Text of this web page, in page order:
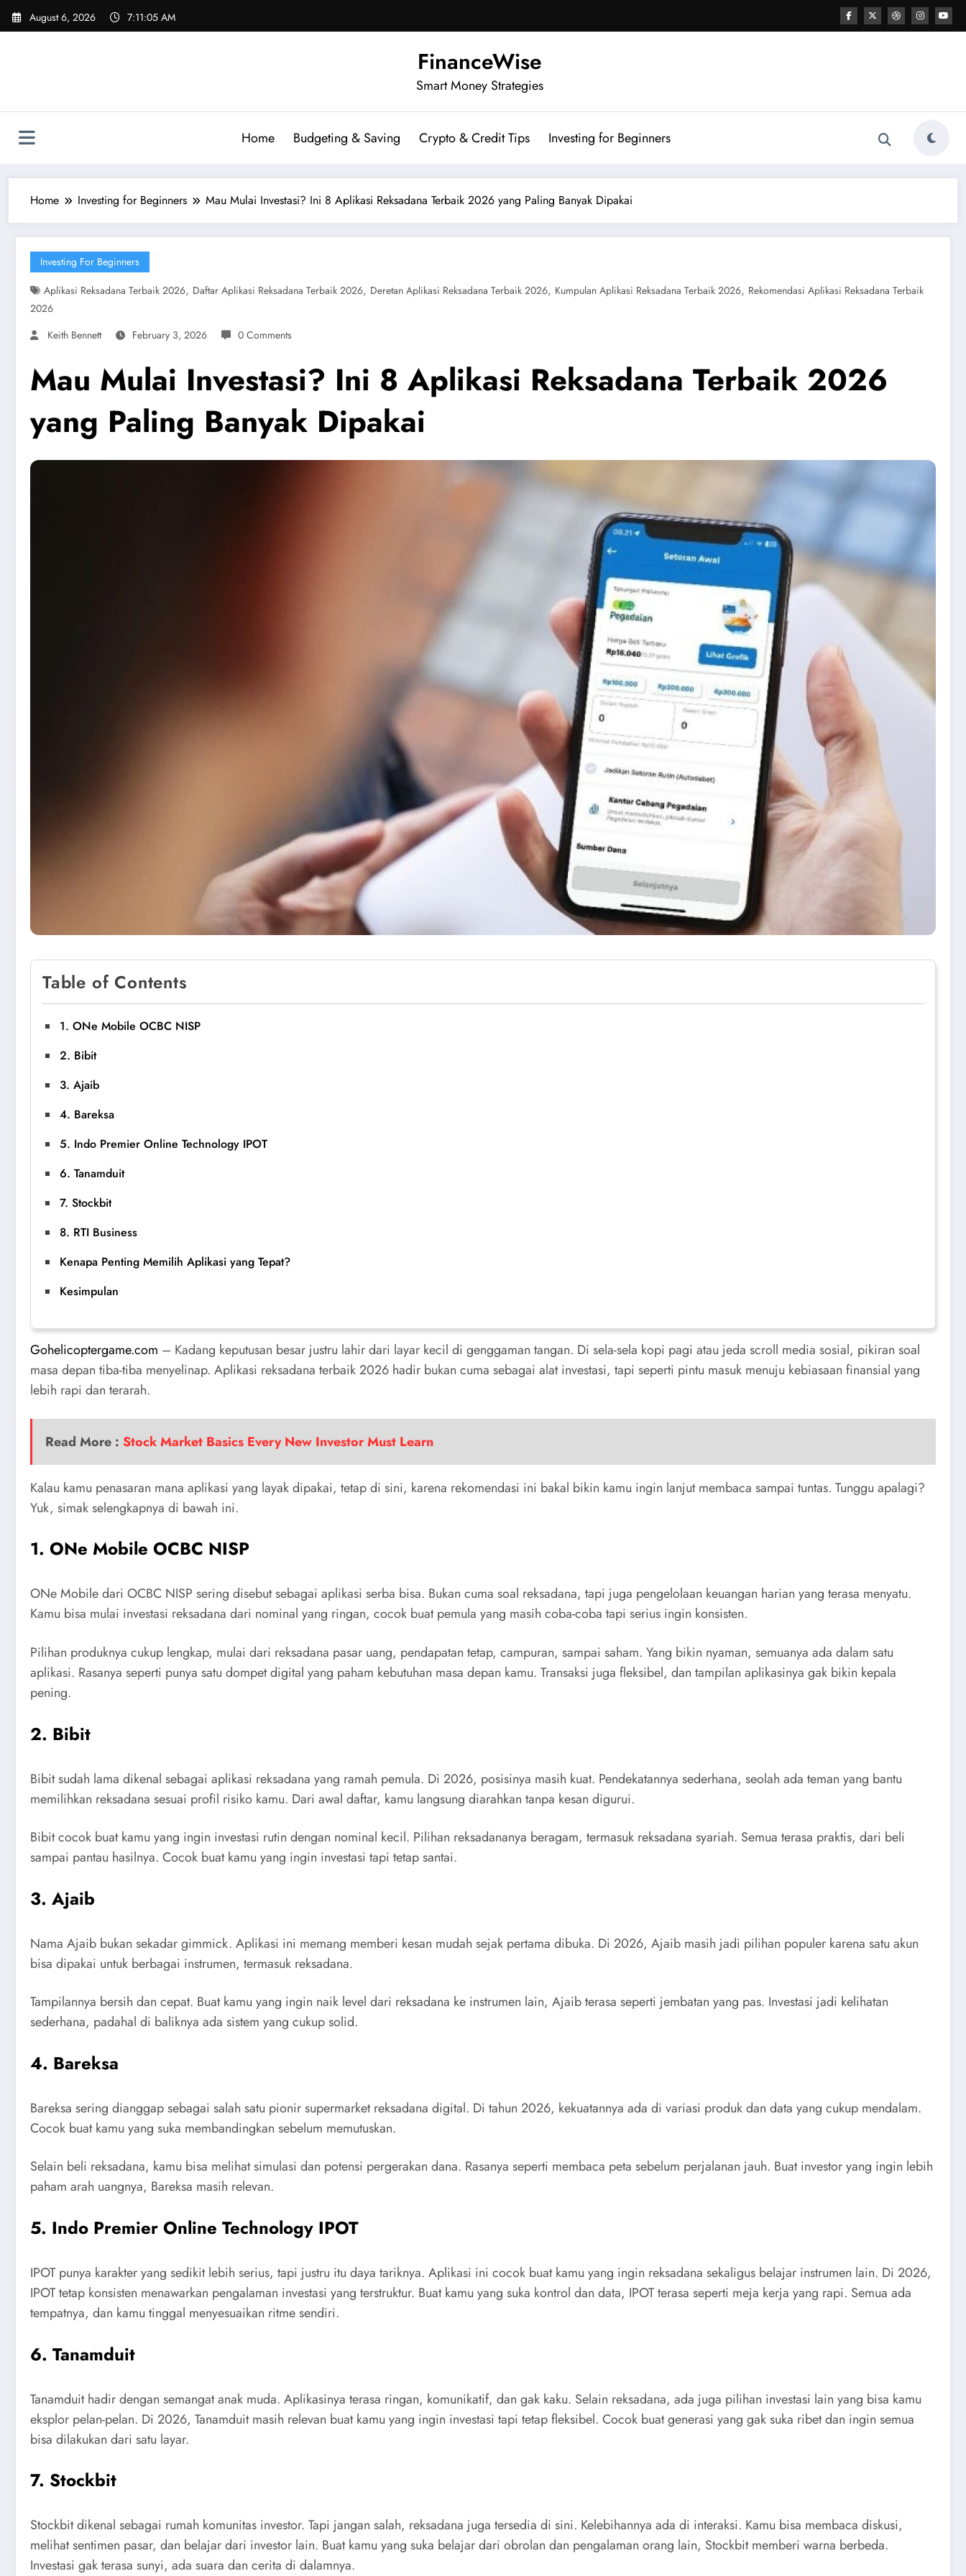
Skip
August 6, 2026 7:11:06 AM
FinanceWise
Smart Money Strategies
Home Budgeting & Saving Crypto & Credit Tips Investing for Beginners
Home Investing for Beginners Mau Mulai Investasi? Ini 8 Aplikasi Reksadana Terbaik 2026 yang Paling Banyak Dipakai
Investing For Beginners
Aplikasi Reksadana Terbaik 2026, Daftar Aplikasi Reksadana Terbaik 2026, Deretan Aplikasi Reksadana Terbaik 2026, Kumpulan Aplikasi Reksadana Terbaik 2026, Rekomendasi Aplikasi Reksadana Terbaik
2026
Keith Bennett
February 3, 2026 0 Comments
Mau Mulai Investasi? Ini 8 Aplikasi Reksadana Terbaik 2026
yang Paling Banyak Dipakai
Table of Contents
1. ONe Mobile OCBC NISP
2. Bibit
3. Ajaib
4. Bareksa
5. Indo Premier Online Technology IPOT
6. Tanamduit
7. Stockbit
8. RTI Business
Kenapa Penting Memilih Aplikasi yang Tepat?
Kesimpulan
Gohelicoptergame.com – Kadang keputusan besar justru lahir dari layar kecil di genggaman tangan. Di sela-sela kopi pagi atau jeda scroll media sosial, pikiran soal
masa depan tiba-tiba menyelinap. Aplikasi reksadana terbaik 2026 hadir bukan cuma sebagai alat investasi, tapi seperti pintu masuk menuju kebiasaan finansial yang
lebih rapi dan terarah.
Read More : Stock Market Basics Every New Investor Must Learn
Kalau kamu penasaran mana aplikasi yang layak dipakai, tetap di sini, karena rekomendasi ini bakal bikin kamu ingin lanjut membaca sampai tuntas. Tunggu apalagi?
Yuk, simak selengkapnya di bawah ini.
1. ONe Mobile OCBC NISP
ONe Mobile dari OCBC NISP sering disebut sebagai aplikasi serba bisa. Bukan cuma soal reksadana, tapi juga pengelolaan keuangan harian yang terasa menyatu.
Kamu bisa mulai investasi reksadana dari nominal yang ringan, cocok buat pemula yang masih coba-coba tapi serius ingin konsisten.
Pilihan produknya cukup lengkap, mulai dari reksadana pasar uang, pendapatan tetap, campuran, sampai saham. Yang bikin nyaman, semuanya ada dalam satu
aplikasi. Rasanya seperti punya satu dompet digital yang paham kebutuhan masa depan kamu. Transaksi juga fleksibel, dan tampilan aplikasinya gak bikin kepala
pening.
2. Bibit
Bibit sudah lama dikenal sebagai aplikasi reksadana yang ramah pemula. Di 2026, posisinya masih kuat. Pendekatannya sederhana, seolah ada teman yang bantu
memilihkan reksadana sesuai profil risiko kamu. Dari awal daftar, kamu langsung diarahkan tanpa kesan digurui.
Bibit cocok buat kamu yang ingin investasi rutin dengan nominal kecil. Pilihan reksadananya beragam, termasuk reksadana syariah. Semua terasa praktis, dari beli
sampai pantau hasilnya. Cocok buat kamu yang ingin investasi tapi tetap santai.
3. Ajaib
Nama Ajaib bukan sekadar gimmick. Aplikasi ini memang memberi kesan mudah sejak pertama dibuka. Di 2026, Ajaib masih jadi pilihan populer karena satu akun
bisa dipakai untuk berbagai instrumen, termasuk reksadana.
Tampilannya bersih dan cepat. Buat kamu yang ingin naik level dari reksadana ke instrumen lain, Ajaib terasa seperti jembatan yang pas. Investasi jadi kelihatan
sederhana, padahal di baliknya ada sistem yang cukup solid.
4. Bareksa
Bareksa sering dianggap sebagai salah satu pionir supermarket reksadana digital. Di tahun 2026, kekuatannya ada di variasi produk dan data yang cukup mendalam.
Cocok buat kamu yang suka membandingkan sebelum memutuskan.
Selain beli reksadana, kamu bisa melihat simulasi dan potensi pergerakan dana. Rasanya seperti membaca peta sebelum perjalanan jauh. Buat investor yang ingin lebih
paham arah uangnya, Bareksa masih relevan.
5. Indo Premier Online Technology IPOT
IPOT punya karakter yang sedikit lebih serius, tapi justru itu daya tariknya. Aplikasi ini cocok buat kamu yang ingin reksadana sekaligus belajar instrumen lain. Di 2026,
IPOT tetap konsisten menawarkan pengalaman investasi yang terstruktur. Buat kamu yang suka kontrol dan data, IPOT terasa seperti meja kerja yang rapi. Semua ada
tempatnya, dan kamu tinggal menyesuaikan ritme sendiri.
6. Tanamduit
Tanamduit hadir dengan semangat anak muda. Aplikasinya terasa ringan, komunikatif, dan gak kaku. Selain reksadana, ada juga pilihan investasi lain yang bisa kamu
eksplor pelan-pelan. Di 2026, Tanamduit masih relevan buat kamu yang ingin investasi tapi tetap fleksibel. Cocok buat generasi yang gak suka ribet dan ingin semua
bisa dilakukan dari satu layar.
7. Stockbit
Stockbit dikenal sebagai rumah komunitas investor. Tapi jangan salah, reksadana juga tersedia di sini. Kelebihannya ada di interaksi. Kamu bisa membaca diskusi,
melihat sentimen pasar, dan belajar dari investor lain. Buat kamu yang suka belajar dari obrolan dan pengalaman orang lain, Stockbit memberi warna berbeda.
Investasi gak terasa sunyi, ada suara dan cerita di dalamnya.